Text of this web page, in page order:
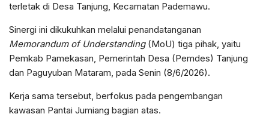
terletak di Desa Tanjung, Kecamatan Pademawu.
Sinergi ini dikukuhkan melalui penandatanganan
Memorandum of Understanding(MoU) tiga pihak, yaitu
Pemkab Pamekasan, Pemerintah Desa (Pemdes) Tanjung
dan Paguyuban Mataram, pada Senin (8/6/2026).
Kerja sama tersebut, berfokus pada pengembangan
kawasan Pantai Jumiang bagian atas.